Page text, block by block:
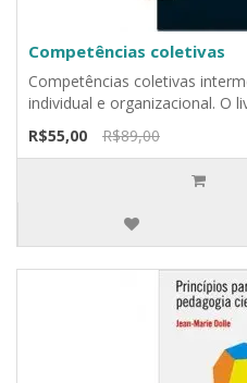
Competências coletivas
Competências coletivas
individual e organizacional. O
R$55,00
R$89,00